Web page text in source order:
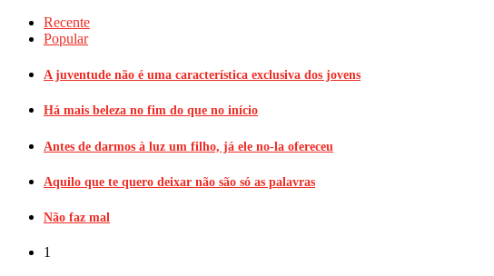
Recente
Popular
A juventude não é uma característica exclusiva dos jovens
Há mais beleza no fim do que no início
Antes de darmos à luz um filho, já ele no-la ofereceu
Aquilo que te quero deixar não são só as palavras
Não faz mal
1